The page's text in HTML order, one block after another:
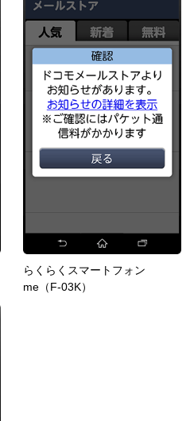
らくらくスマートフォン
me（F-03K）